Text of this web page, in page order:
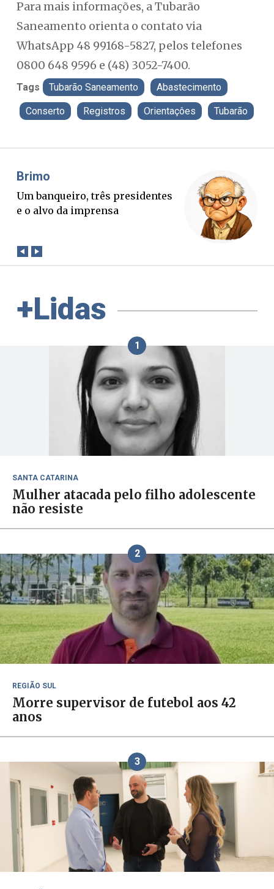
Para mais informações, a Tubarão
Saneamento orienta o contato via
WhatsApp 48 99168-5827, pelos telefones
0800 648 9596 e (48) 3052-7400.
Tags Tubarão Saneamento Abastecimento
Conserto Registros Orientaçôes Tubarão
Misael Elias
O Boato corre mais rápido que a
verdade. Mas quem paga a
+Lidas
1
SANTA CATARINA
Mulher atacada pelo filho adolescente
não resiste
2
REGIÃO SUL
Morre supervisor de futebol aos 42
anos
3